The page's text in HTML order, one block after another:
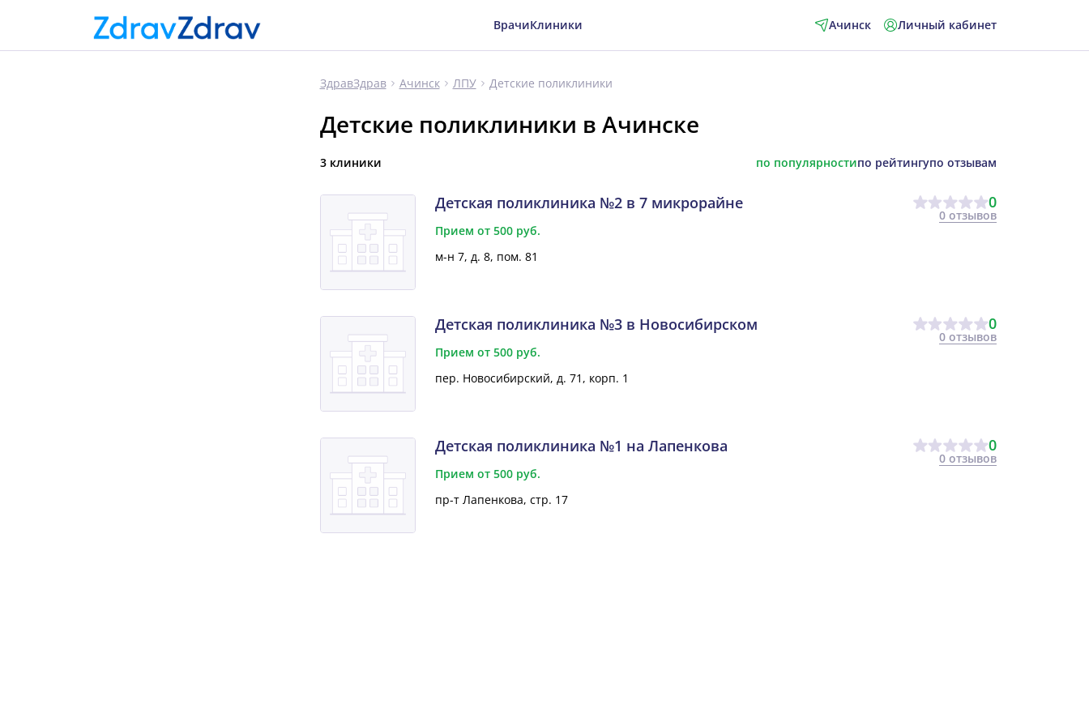
ВрачиКлиники Ачинск Личный кабинет
ЗдравЗдрав Ачинск ЛПУ Детские поликлиники
Детские поликлиники в Ачинске
3 клиники по популярностипо рейтингупо отзывам
Детская поликлиника №2 в 7 микрорайне 0
0 отзывов
Прием от 500 руб.
м-н 7, д. 8, пом. 81
Детская поликлиника №3 в Новосибирском 0
0 отзывов
Прием от 500 руб.
пер. Новосибирский, д. 71, корп. 1
Детская поликлиника №1 на Лапенкова 0
0 отзывов
Прием от 500 руб.
пр-т Лапенкова, стр. 17